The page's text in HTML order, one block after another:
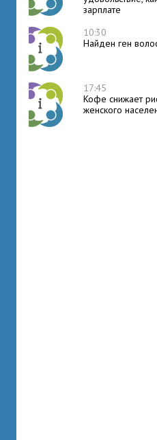
зарплате
10:30
Найден ген
17:45
Кофе снижает
женского